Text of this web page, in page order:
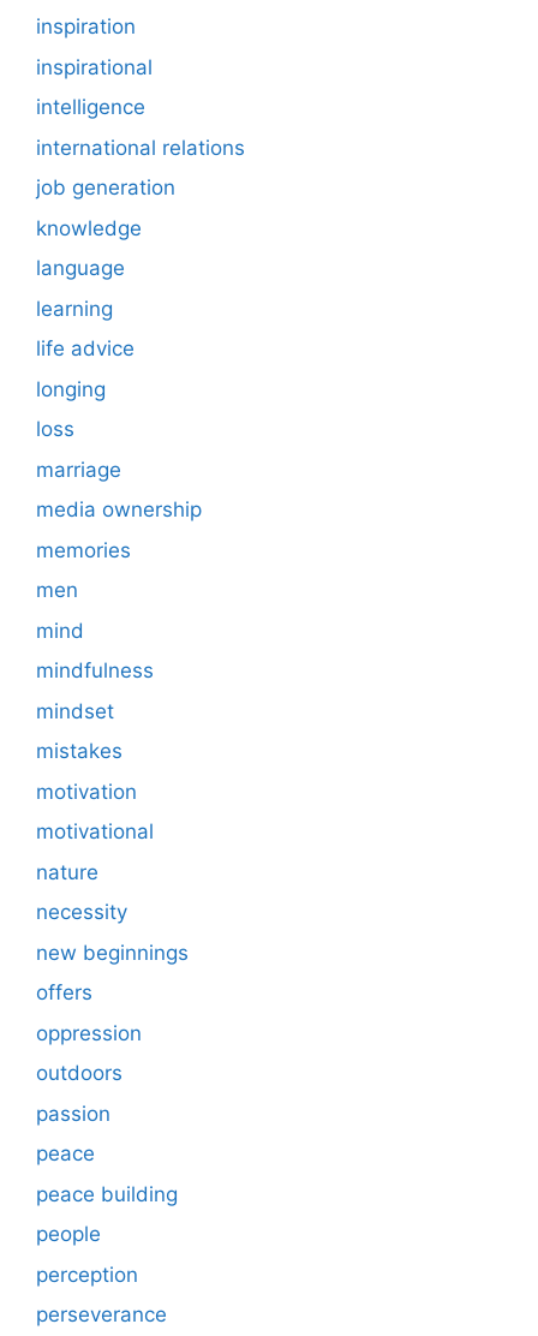
inspiration
inspirational
intelligence
international relations
job generation
knowledge
language
learning
life advice
longing
loss
marriage
media ownership
memories
men
mind
mindfulness
mindset
mistakes
motivation
motivational
nature
necessity
new beginnings
offers
oppression
outdoors
passion
peace
peace building
people
perception
perseverance